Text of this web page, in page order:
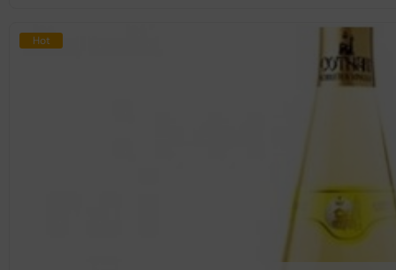
Hot